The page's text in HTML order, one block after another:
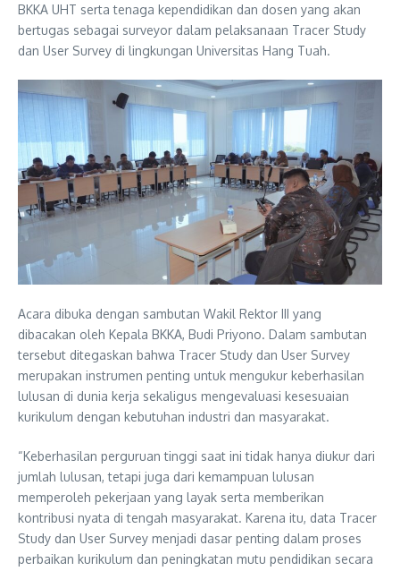
BKKA UHT serta tenaga kependidikan dan dosen yang akan
bertugas sebagai surveyor dalam pelaksanaan Tracer Study
dan User Survey di lingkungan Universitas Hang Tuah.
Acara dibuka dengan sambutan Wakil Rektor III yang
dibacakan oleh Kepala BKKA, Budi Priyono. Dalam sambutan
tersebut ditegaskan bahwa Tracer Study dan User Survey
merupakan instrumen penting untuk mengukur keberhasilan
lulusan di dunia kerja sekaligus mengevaluasi kesesuaian
kurikulum dengan kebutuhan industri dan masyarakat.
“Keberhasilan perguruan tinggi saat ini tidak hanya diukur dari
jumlah lulusan, tetapi juga dari kemampuan lulusan
memperoleh pekerjaan yang layak serta memberikan
kontribusi nyata di tengah masyarakat. Karena itu, data Tracer
Study dan User Survey menjadi dasar penting dalam proses
perbaikan kurikulum dan peningkatan mutu pendidikan secara